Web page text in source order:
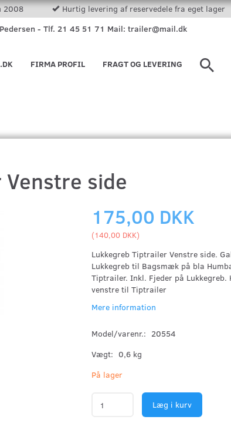
2008
Hurtig levering af reservedele fra eget lager
- Tlf. 21 45 51 71 Mail: trailer@mail.dk
FRAGT OG LEVERING
FIRMA PROFIL
side
175,00 DKK
(140,00 DKK)
Lukkegreb Tiptrailer Venstre side.
Lukkegreb til Bagsmæk på bla
Tiptrailer. Inkl. Fjeder på
venstre til Tiptrailer
Mere information
Model/varenr.: 20554
Vægt: 0,6 kg
På lager
Læg i kurv